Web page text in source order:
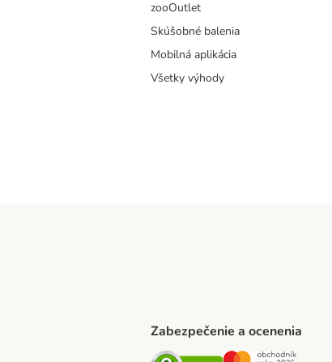
zooOutlet
Skúšobné balenia
Mobilná aplikácia
Všetky výhody
Zabezpečenie a ocenenia
Security